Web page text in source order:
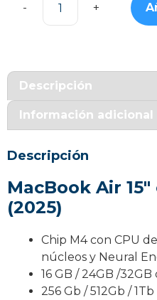
Chip
M4
Descripción
Información adicional
Descripción
MacBook Air
(2025)
Chip M4 con CPU
núcleos y Neural
16 GB / 24GB /
256 Gb / 512Gb /